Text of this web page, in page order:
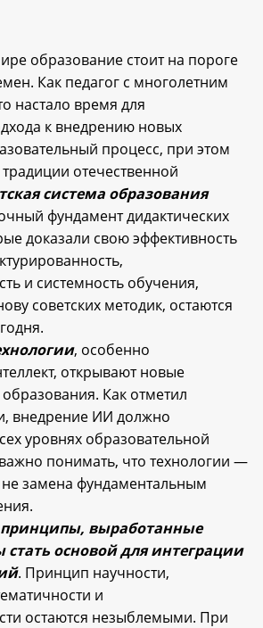
образование стоит на пороге
Как педагог с многолетним
настало время для
к внедрению новых
процесс, при этом
отечественной
система образования
фундамент дидактических
доказали свою эффективность
и системность обучения,
советских методик, остаются
, особенно
открывают новые
Как отметил
внедрение ИИ должно
уровнях образовательной
понимать, что технологии —
не замена фундаментальным
выработанные
основой для интеграции
. Принцип научности,
и
остаются незыблемыми. При